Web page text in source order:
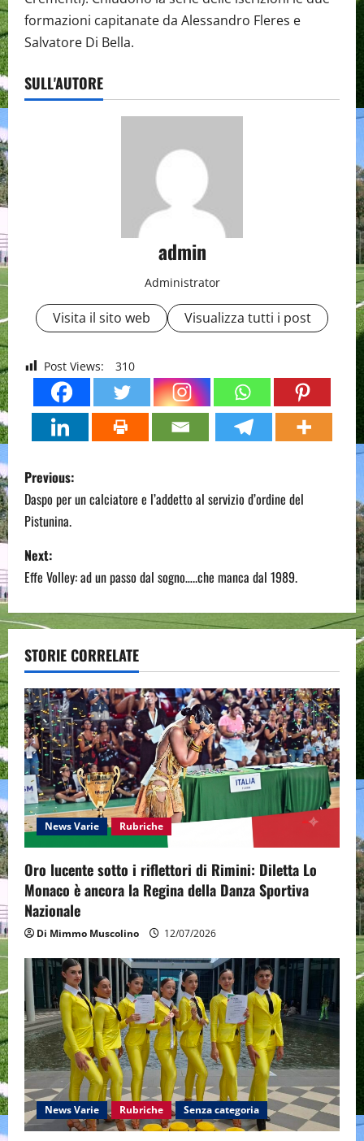
formazioni capitanate da Alessandro Fleres e
Salvatore Di Bella.
SULL'AUTORE
admin
Administrator
Visita il sito web Visualizza tutti i post
Post Views: 310
P
o
s
t
n
a
v
i
g
a
t
i
o
n
Previous:
Daspo per un calciatore e l’addetto al servizio d’ordine del
Pistunina.
Next:
Effe Volley: ad un passo dal sogno…..che manca dal 1989.
STORIE CORRELATE
News Varie Rubriche
Oro lucente sotto i riflettori di Rimini: Diletta Lo
Monaco è ancora la Regina della Danza Sportiva
Nazionale
Di Mimmo Muscolino 12/07/2026
News Varie Rubriche Senza categoria